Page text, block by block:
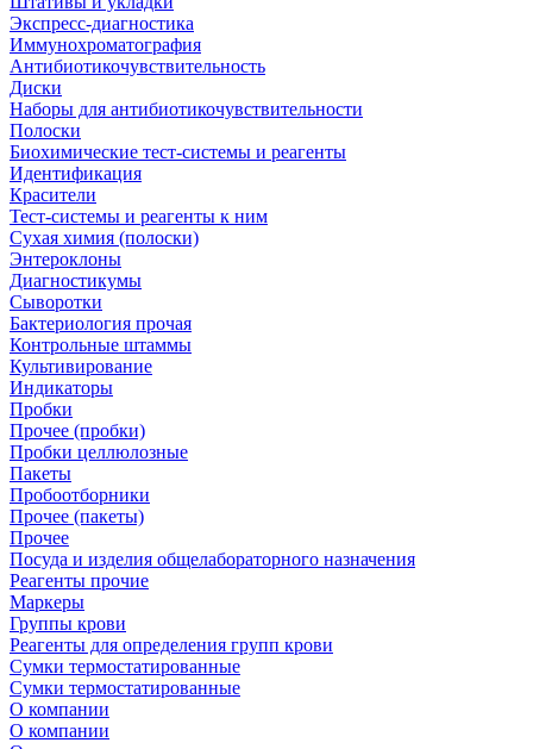
Экспресс-диагностика
Иммунохроматография
Антибиотикочувствительность
Диски
Наборы для антибиотикочувствительности
Полоски
Биохимические тест-системы и реагенты
Идентификация
Красители
Тест-системы и реагенты к ним
Сухая химия (полоски)
Энтероклоны
Диагностикумы
Сыворотки
Бактериология прочая
Контрольные штаммы
Культивирование
Индикаторы
Пробки
Прочее (пробки)
Пробки целлюлозные
Пакеты
Пробоотборники
Прочее (пакеты)
Прочее
Посуда и изделия общелабораторного назначения
Реагенты прочие
Маркеры
Группы крови
Реагенты для определения групп крови
Сумки термостатированные
Сумки термостатированные
О компании
О компании